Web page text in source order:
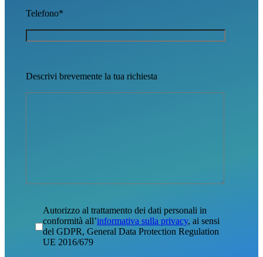
Telefono*
Descrivi brevemente la tua richiesta
Autorizzo al trattamento dei dati personali in
conformità all’informativa sulla privacy, ai sensi
del GDPR, General Data Protection Regulation
UE 2016/679